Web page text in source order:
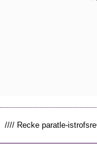
//// Recke paratle-